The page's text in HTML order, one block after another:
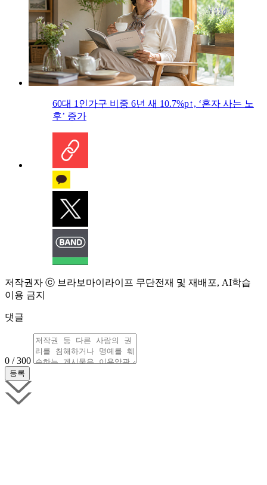
60대 1인가구 비중 6년 새 10.7%p↑, ‘혼자 사는 노
후’ 증가
저작권자 ⓒ 브라보마이라이프 무단전재 및 재배포, AI학습
이용 금지
댓글
0 / 300